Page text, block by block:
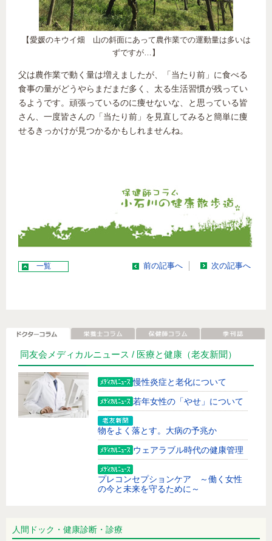
【愛媛のキウイ畑 山の斜面にあって農作業での運動量は多いは
ずですが…】
父は農作業で動く量は増えましたが、「当たり前」に食べる
食事の量がどうやらまだまだ多く、太る生活習慣が残ってい
るようです。頑張っているのに痩せないな、と思っている皆
さん、一度皆さんの「当たり前」を見直してみると簡単に痩
せるきっかけが見つかるかもしれませんね。
一覧 前の記事へ 次の記事へ
同友会メディカルニュース / 医療と健康 （老友新聞）
慢性炎症と老化について
若年女性の「やせ」について
物をよく落とす。大病の予兆か
ウェアラブル時代の健康管理
プレコンセプションケア ～働く女性
の今と未来を守るために～
人間ドック・健康診断・診療